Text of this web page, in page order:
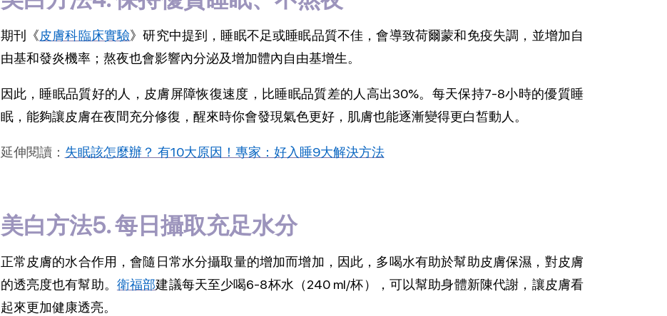
期刊《皮膚科臨床實驗》研究中提到，睡眠不足或睡眠品質不佳，會導致荷爾蒙和免疫失調，並增加自
由基和發炎機率；熬夜也會影響內分泌及增加體內自由基增生。
因此，睡眠品質好的人，皮膚屏障恢復速度，比睡眠品質差的人高出30%。每天保持7-8小時的優質睡
眠，能夠讓皮膚在夜間充分修復，醒來時你會發現氣色更好，肌膚也能逐漸變得更白皙動人。
延伸閱讀： 失眠該怎麼辦？ 有10大原因！專家：好入睡9大解決方法
美白方法5. 每日攝取充足水分
正常皮膚的水合作用，會隨日常水分攝取量的增加而增加，因此，多喝水有助於幫助皮膚保濕，對皮膚
的透亮度也有幫助。 衛福部建議每天至少喝6-8杯水（240 ml/杯），可以幫助身體新陳代謝，讓皮膚看
起來更加健康透亮。